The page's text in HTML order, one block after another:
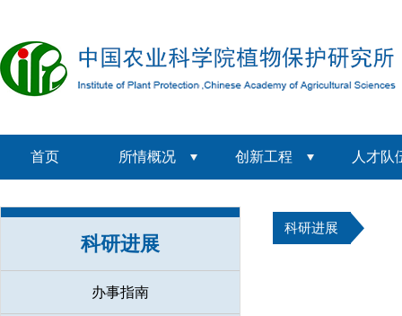
首页 所情概况 创新工程 人才队
科研进展
办事指南
科研进展